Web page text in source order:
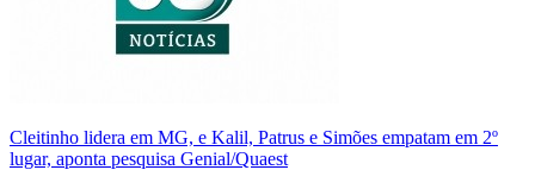
Cleitinho lidera em MG, e Kalil, Patrus e Simões empatam em 2º
lugar, aponta pesquisa Genial/Quaest